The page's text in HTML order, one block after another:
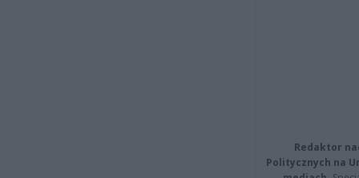
Redaktor
Politycznych na